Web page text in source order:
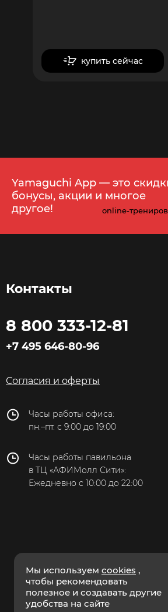
купить сейчас
Мы используем cookies ,
чтобы рекомендовать
полезное и создавать другие
удобства на сайте
Yamaguchi App — это
бонусы, акции и многое
другое!
online-
Контакты
8 800 333-12-81
+7 495 646-80-96
Согласия и оферты
Часы работы офиса:
пн.–пт. с 9:00 до 19:00
Часы работы павильона
в ТЦ «АФИМолл Сити»:
Ежедневно с 10:00 до 22:00